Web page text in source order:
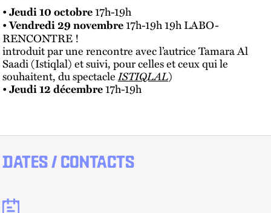
•Jeudi 10 octobre17h-19h
•Vendredi 29 novembre17h-19h 19h LABO-
RENCONTRE !
introduit par une rencontre avec l’autrice Tamara Al
Saadi (Istiqlal) et suivi, pour celles et ceux qui le
souhaitent, du spectacleISTIQLAL)
•Jeudi 12 décembre17h-19h
DATES / CONTACTS
Dates